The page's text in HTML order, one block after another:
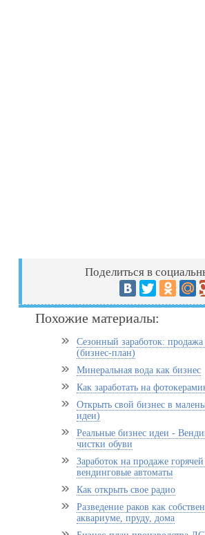
Поделиться в
Похожие материалы:
Сезонный заработок:
(бизнес-план)
Минеральная вода как бизнес
Как заработать на
Открыть свой бизнес в
идеи)
Реальные бизнес идеи -
чистки обуви
Заработок на продаже
вендинговые автоматы
Как открыть свое радио
Разведение раков как
аквариуме, пруду, дома